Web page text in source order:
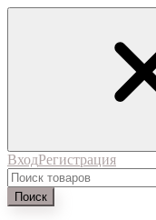
ВходРегистрация
Поиск